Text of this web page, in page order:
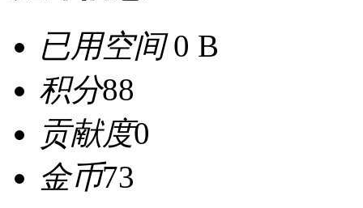
已用空间0 B
积分88
贡献度0
金币73